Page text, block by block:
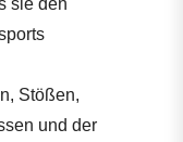
sie den
Stößen,
und der